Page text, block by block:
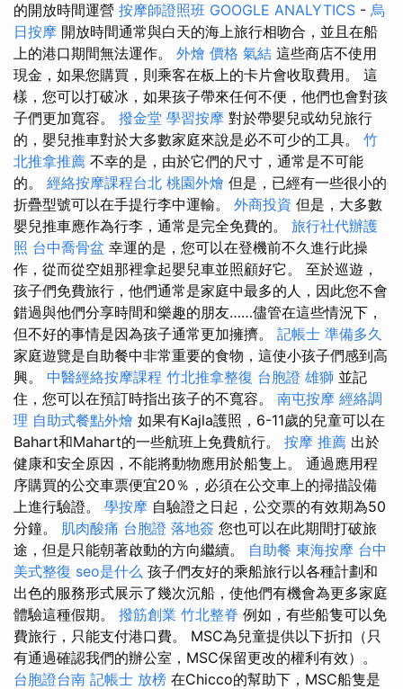
的開放時間運營 按摩師證照班 GOOGLE ANALYTICS - 烏
日按摩 開放時間通常與白天的海上旅行相吻合，並且在船
上的港口期間無法運作。 外燴 價格 氣結 這些商店不使用
現金，如果您購買，則乘客在板上的卡片會收取費用。 這
樣，您可以打破冰，如果孩子帶來任何不便，他們也會對孩
子們更加寬容。 撥金堂 學習按摩 對於帶嬰兒或幼兒旅行
的，嬰兒推車對於大多數家庭來說是必不可少的工具。 竹
北推拿推薦 不幸的是，由於它們的尺寸，通常是不可能
的。 經絡按摩課程台北 桃園外燴 但是，已經有一些很小的
折疊型號可以在手提行李中運輸。 外商投資 但是，大多數
嬰兒推車應作為行李，通常是完全免費的。 旅行社代辦護
照 台中喬骨盆 幸運的是，您可以在登機前不久進行此操
作，從而從空姐那裡拿起嬰兒車並照顧好它。 至於巡遊，
孩子們免費旅行，他們通常是家庭中最多的人，因此您不會
錯過與他們分享時間和樂趣的朋友……儘管在這些情況下，
但不好的事情是因為孩子通常更加擁擠。 記帳士 準備多久
家庭遊覽是自助餐中非常重要的食物，這使小孩子們感到高
興。 中醫經絡按摩課程 竹北推拿整復 台胞證 雄獅 並記
住，您可以在預訂時指出孩子的不寬容。 南屯按摩 經絡調
理 自助式餐點外燴 如果有Kajla護照，6-11歲的兒童可以在
Bahart和Mahart的一些航班上免費航行。 按摩 推薦 出於
健康和安全原因，不能將動物應用於船隻上。 通過應用程
序購買的公交車票便宜20％，必須在公交車上的掃描設備
上進行驗證。 學按摩 自驗證之日起，公交票的有效期為50
分鐘。 肌肉酸痛 台胞證 落地簽 您也可以在此期間打破旅
途，但是只能朝著啟動的方向繼續。 自助餐 東海按摩 台中
美式整復 seo是什么 孩子們友好的乘船旅行以各種計劃和
出色的服務形式展示了幾次沉船，使他們有機會為更多家庭
體驗這種假期。 撥筋創業 竹北整脊 例如，有些船隻可以免
費旅行，只能支付港口費。 MSC為兒童提供以下折扣（只
有通過確認我們的辦公室，MSC保留更改的權利有效）。
台胞證台南 記帳士 放榜 在Chicco的幫助下，MSC船隻是